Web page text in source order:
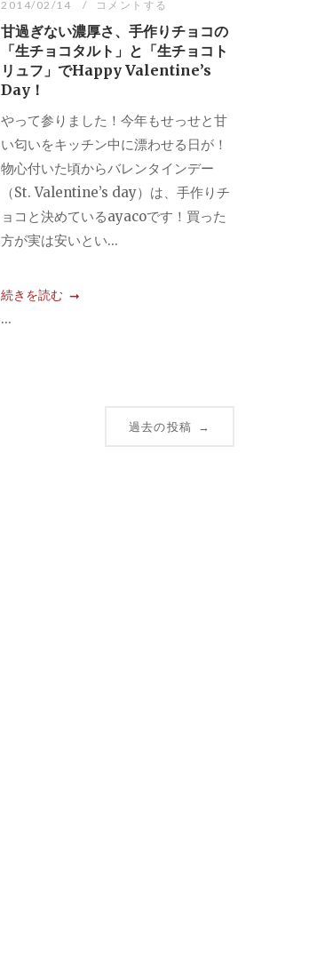
2014/02/14 コメントする
甘過ぎない濃厚さ、手作りチョコの
「生チョコタルト」と「生チョコト
リュフ」でHappy Valentine’s
Day！
やって参りました！今年もせっせと甘
い匂いをキッチン中に漂わせる日が！
物心付いた頃からバレンタインデー
（St. Valentine’s day）は、手作りチ
ョコと決めているayacoです！買った
方が実は安いとい...
続きを読む
...
過去の投稿 →